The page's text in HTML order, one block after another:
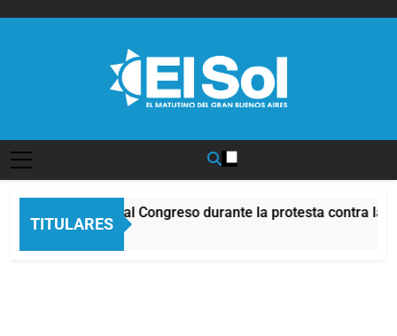
TITULARES
Incidentes frente al Congreso durante la protesta contra la
4 Horas Atrás